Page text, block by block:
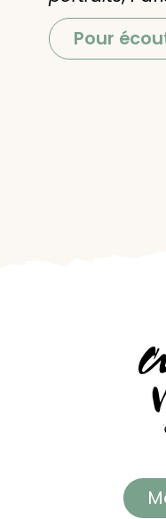
Pour